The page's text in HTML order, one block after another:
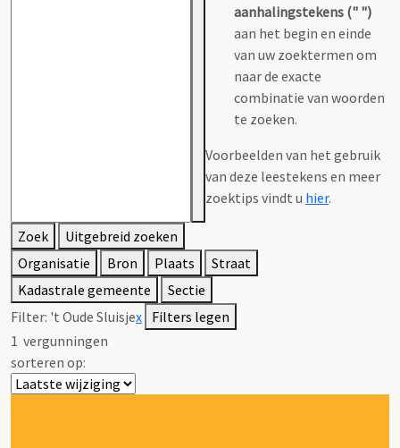
aanhalingstekens (" ")
aan het begin en einde
van uw zoektermen om
naar de exacte
combinatie van woorden
te zoeken.
Voorbeelden van het gebruik
van deze leestekens en meer
zoektips vindt u hier.
Zoek
Uitgebreid zoeken
Organisatie
Bron Plaats
Straat
Kadastrale gemeente
Sectie
Filter: 't Oude Sluisjex Filters legen
1 vergunningen
sorteren op: